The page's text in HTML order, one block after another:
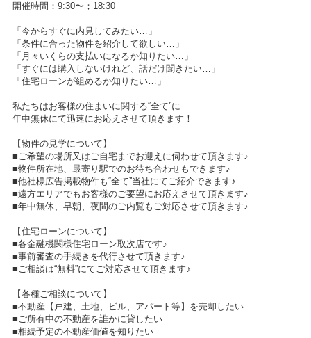
開催時間：9:30〜；18:30
「今からすぐに内見してみたい…」
「条件に合った物件を紹介して欲しい…」
「月々いくらの支払いになるか知りたい…」
「すぐには購入しないけれど、話だけ聞きたい…」
「住宅ローンが組めるか知りたい…」
私たちはお客様の住まいに関する“全て”に
年中無休にて迅速にお応えさせて頂きます！
【物件の見学について】
■ご希望の場所又はご自宅までお迎えに伺わせて頂きます♪
■物件所在地、最寄り駅でのお待ち合わせもできます♪
■他社様広告掲載物件も“全て”当社にてご紹介できます♪
■遠方エリアでもお客様のご要望にお応えさせて頂きます♪
■年中無休、早朝、夜間のご内覧もご対応させて頂きます♪
【住宅ローンについて】
■各金融機関様住宅ローン取次店です♪
■事前審査の手続きを代行させて頂きます♪
■ご相談は“無料”にてご対応させて頂きます♪
【各種ご相談について】
■不動産【戸建、土地、ビル、アパート等】を売却したい
■ご所有中の不動産を誰かに貸したい
■相続予定の不動産価値を知りたい